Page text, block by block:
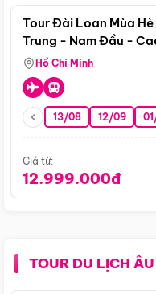
Tour Đài Loan Mùa
Trung - Nam Đầu -
Hồ Chí Minh
13/08 12/09
Giá từ:
12.999.000đ
TOUR DU LỊCH